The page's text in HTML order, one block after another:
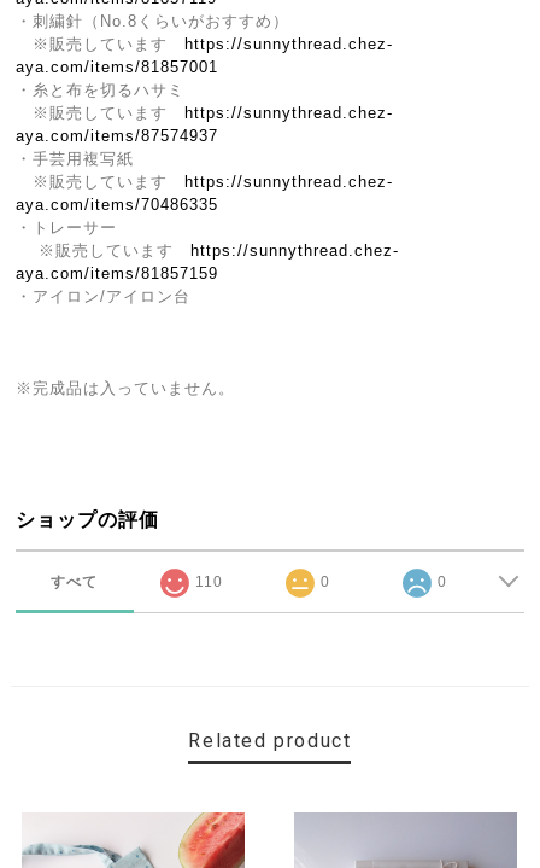
・刺繍針（No.8くらいがおすすめ）
※販売しています
https://sunnythread.chez-
aya.com/items/81857001
・糸と布を切るハサミ
※販売しています
https://sunnythread.chez-
aya.com/items/87574937
・手芸用複写紙
※販売しています
https://sunnythread.chez-
aya.com/items/70486335
・トレーサー
※販売しています
https://sunnythread.chez-
aya.com/items/81857159
・アイロン/アイロン台
※完成品は入っていません。
ショップの評価
すべて 110 0 0
Related product